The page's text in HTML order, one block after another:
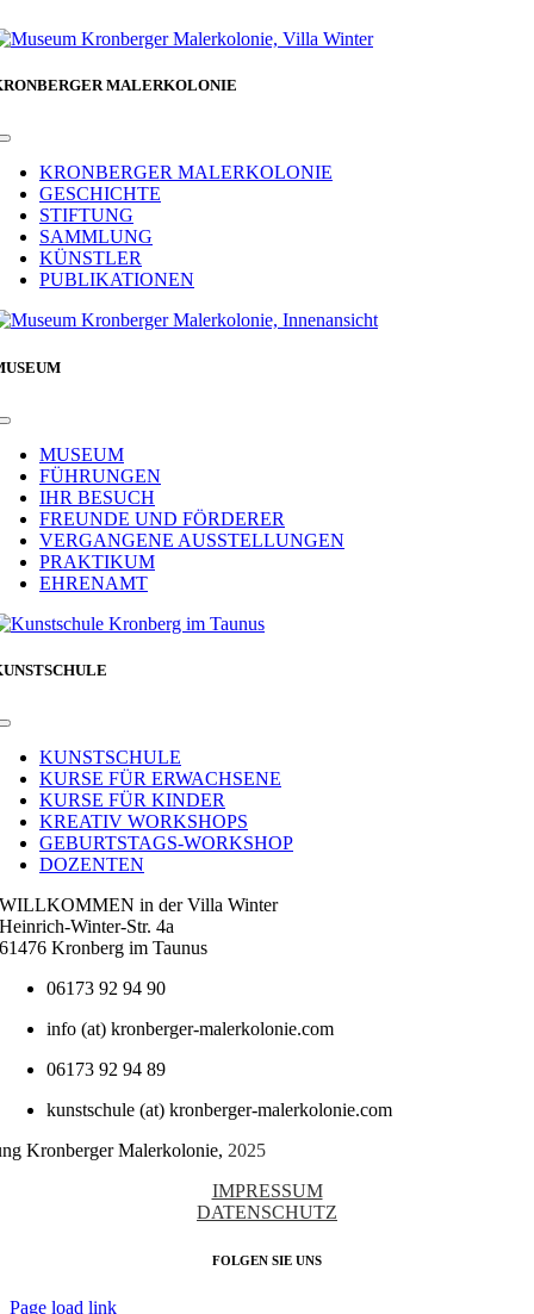
MALERKOLONIE
Toggle
NavigationKRONBERGER MALERKOLONIE
GESCHICHTE
STIFTUNG
SAMMLUNG
KÜNSTLER
PUBLIKATIONEN
Toggle
NavigationMUSEUM
FÜHRUNGEN
IHR BESUCH
FREUNDE UND FÖRDERER
VERGANGENE AUSSTELLUNGEN
PRAKTIKUM
EHRENAMT
Toggle
NavigationKUNSTSCHULE
KURSE FÜR ERWACHSENE
KURSE FÜR KINDER
KREATIV WORKSHOPS
GEBURTSTAGS-WORKSHOP
DOZENTEN
WILLKOMMEN in der Villa Winter
Heinrich-Winter-Str. 4a
61476 Kronberg im Taunus
06173 92 94 90
info (at) kronberger-malerkolonie.com
06173 92 94 89
kunstschule (at) kronberger-malerkolonie.com
Kronberger Malerkolonie, 2025
IMPRESSUM
DATENSCHUTZ
FOLGEN SIE UNS
Page load link